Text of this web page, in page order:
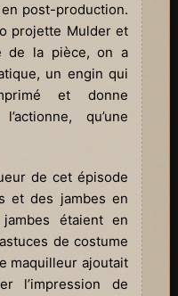
post-production.
projette Mulder et
de la pièce, on a
un engin qui
et donne
qu’une
de cet épisode
et des jambes en
étaient en
de costume
maquilleur ajoutait
l’impression de